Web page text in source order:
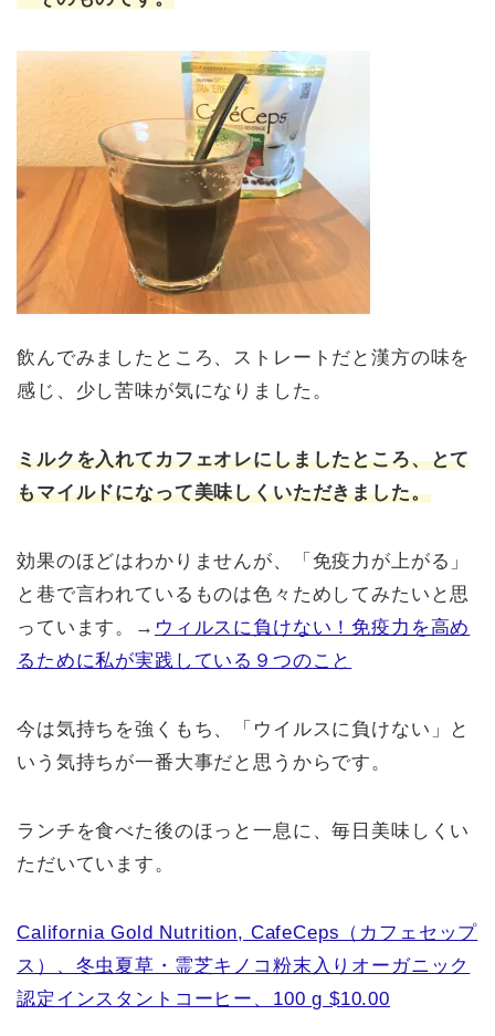
飲んでみましたところ、ストレートだと漢方の味を
感じ、少し苦味が気になりました。
ミルクを入れてカフェオレにしましたところ、とて
もマイルドになって美味しくいただきました。
効果のほどはわかりませんが、「免疫力が上がる」
と巷で言われているものは色々ためしてみたいと思
っています。→ ウィルスに負けない！免疫力を高め
るために私が実践している９つのこと
今は気持ちを強くもち、「ウイルスに負けない」と
いう気持ちが一番大事だと思うからです。
ランチを食べた後のほっと一息に、毎日美味しくい
ただいています。
California Gold Nutrition, CafeCeps（カフェセップ
ス）、冬虫夏草・霊芝キノコ粉末入りオーガニック
認定インスタントコーヒー、100 g $10.00